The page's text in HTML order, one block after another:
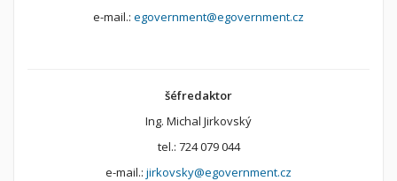
e-mail.: egovernment@egovernment.cz
šéfredaktor
Ing. Michal Jirkovský
tel.: 724 079 044
e-mail.: jirkovsky@egovernment.cz